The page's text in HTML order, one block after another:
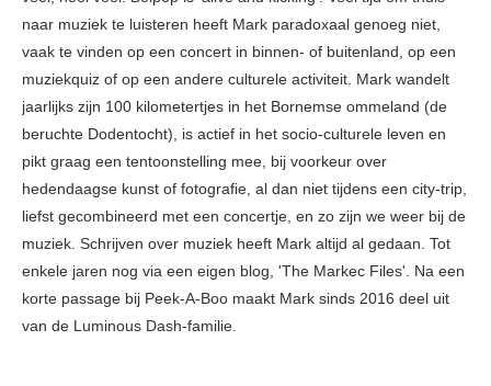
naar muziek te luisteren heeft Mark paradoxaal genoeg niet,
vaak te vinden op een concert in binnen- of buitenland, op een
muziekquiz of op een andere culturele activiteit. Mark wandelt
jaarlijks zijn 100 kilometertjes in het Bornemse ommeland (de
beruchte Dodentocht), is actief in het socio-culturele leven en
pikt graag een tentoonstelling mee, bij voorkeur over
hedendaagse kunst of fotografie, al dan niet tijdens een city-trip,
liefst gecombineerd met een concertje, en zo zijn we weer bij de
muziek. Schrijven over muziek heeft Mark altijd al gedaan. Tot
enkele jaren nog via een eigen blog, 'The Markec Files'. Na een
korte passage bij Peek-A-Boo maakt Mark sinds 2016 deel uit
van de Luminous Dash-familie.